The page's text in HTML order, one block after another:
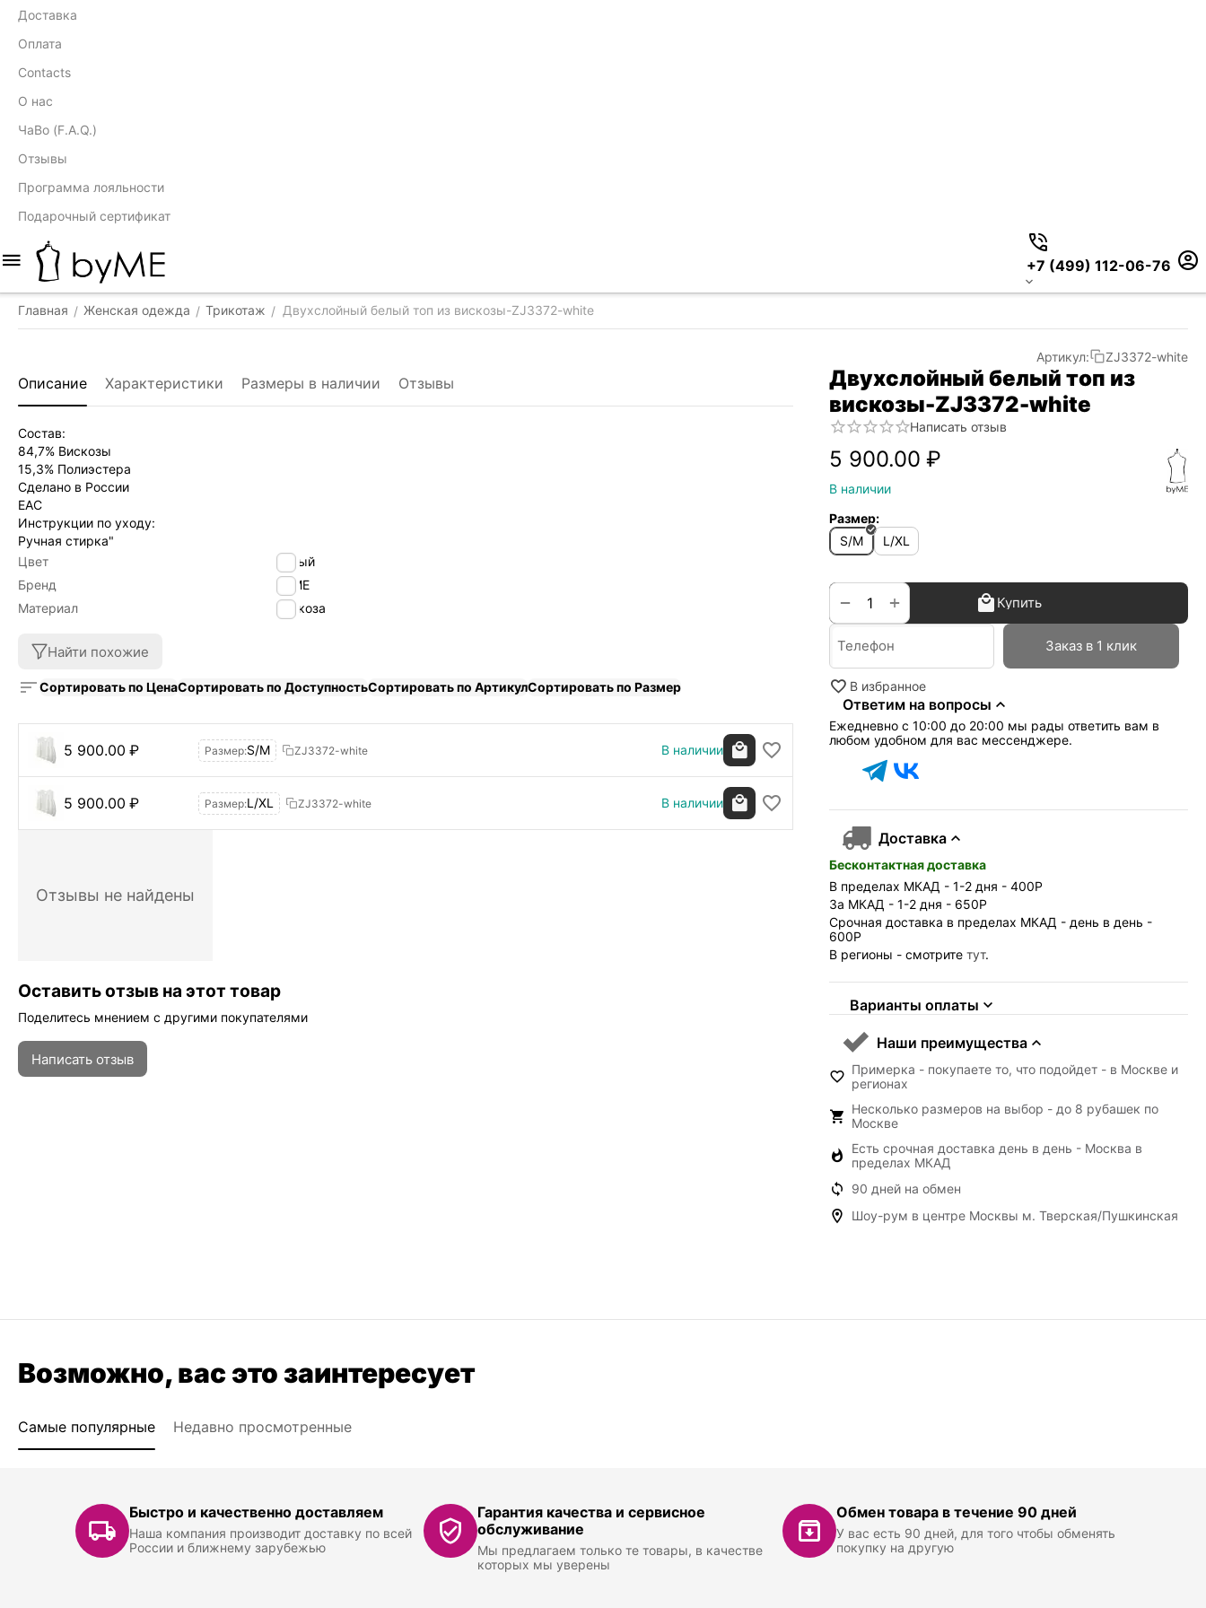
Доставка
Оплата
Contacts
О нас
ЧаВо (F.A.Q.)
Отзывы
Программа лояльности
Подарочный сертификат
+7 (499) 112-06-76
Главная / Женская одежда / Трикотаж / Двухслойный белый топ из вискозы-ZJ3372-white
Артикул: ZJ3372-white
Двухслойный белый топ из
вискозы-ZJ3372-white
Написать отзыв
5 900.00 ₽
В наличии
Размер:
S/M
L/XL
+
− Купить
Заказ в 1 клик
В избранное
Ответим на вопросы
Ежедневно с 10:00 до 20:00 мы рады ответить вам в
любом удобном для вас мессенджере.
Доставка
Бесконтактная доставка
В пределах МКАД - 1-2 дня - 400Р
За МКАД - 1-2 дня - 650Р
Срочная доставка в пределах МКАД - день в день -
600Р
В регионы - смотрите тут.
Варианты оплаты
Наши преимущества
Примерка - покупаете то, что подойдет - в Москве и
регионах
Несколько размеров на выбор - до 8 рубашек по
Москве
Есть срочная доставка день в день - Москва в
пределах МКАД
90 дней на обмен
Шоу-рум в центре Москвы м. Тверская/Пушкинская
Описание Характеристики Размеры в наличии Отзывы
Состав:
84,7% Вискозы
15,3% Полиэстера
Сделано в России
EAC
Инструкции по уходу:
Ручная стирка"
Цвет
белый
Бренд
byME
Материал
вискоза
Найти похожие
Сортировать по ЦенаСортировать по ДоступностьСортировать по АртикулСортировать по Размер
5 900.00 ₽ В наличии
ZJ3372-white
Размер:S/M
5 900.00 ₽ В наличии
ZJ3372-white
Размер:L/XL
Отзывы не найдены
Оставить отзыв на этот товар
Поделитесь мнением с другими покупателями
Написать отзыв
Возможно, вас это заинтересует
Самые популярные Недавно просмотренные
Быстро и качественно доставляем
Наша компания производит доставку по всей
России и ближнему зарубежью
Гарантия качества и сервисное
обслуживание
Мы предлагаем только те товары, в качестве
которых мы уверены
Обмен товара в течение 90 дней
У вас есть 90 дней, для того чтобы обменять
покупку на другую